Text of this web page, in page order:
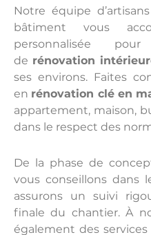
Notre équipe
bâtiment vous
personnalisée
de rénovation
ses environs. Faites
en rénovation clé en
appartement, maison,
dans le respect des
De la phase de
vous conseillons dans
assurons un suivi
finale du chantier. À
également des services